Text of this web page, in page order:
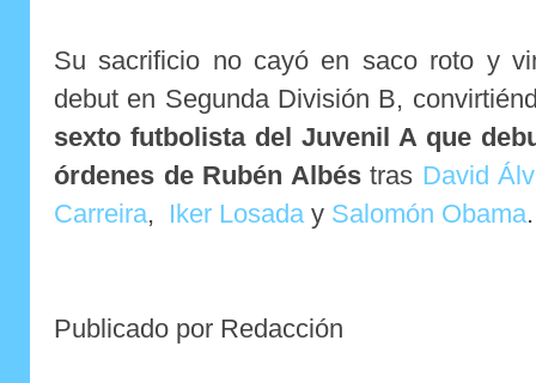
Su sacrificio no cayó en saco roto y
debut en Segunda División B,
sexto futbolista del Juvenil A que
órdenes de Rubén Albéstras David
Carreira, Iker Losada y Salomón Obama.
Publicado por Redacción